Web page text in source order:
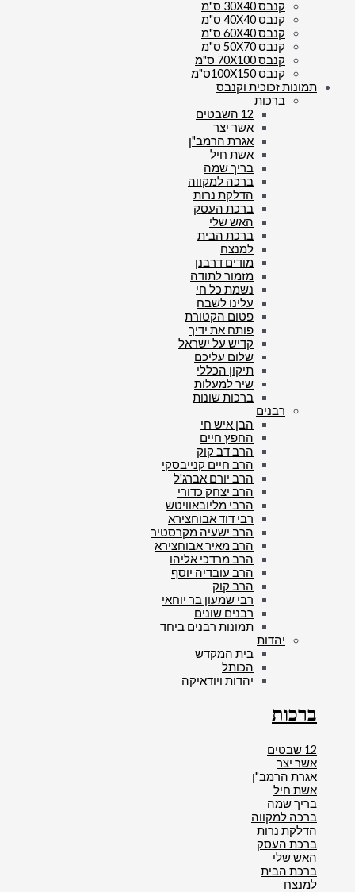
קנבס 30X40 ס"מ
קנבס 40X40 ס"מ
קנבס 60X40 ס"מ
קנבס 50X70 ס"מ
קנבס 70X100 ס"מ
קנבס 100X150ס"מ
תמונות זכוכית וקנבס
ברכות
12 השבטים
אשר יצר
אגרת הרמב"ן
אשת חיל
בריך שמה
ברכה למקווה
הדלקת נרות
ברכת העסק
האש שלי
ברכת הבית
למנצח
מודים דרבנן
מזמור לתודה
נשמת כל חי
עלינו לשבח
פטום הקטורת
פותח את ידיך
קדיש על ישראל
שלום עליכם
תיקון הכללי
שיר למעלות
ברכות שונות
רבנים
הבן איש חי
החפץ חיים
הרב דב קוק
הרב חיים קנייבסקי
הרב יורם אברג'ל
הרב יצחק כדורי
הרבי מליובאוויטש
רבי דוד אבוחצירא
הרב ישעיה מקרסטיר
הרב מאיר אבוחצירא
הרב מרדכי אליהו
הרב עובדיה יוסף
הרב קוק
רבי שמעון בר יוחאי
רבנים שונים
תמונות רבנים ביחד
יהדות
בית המקדש
הכותל
יהדות ויודאיקה
ברכות
12 שבטים
אשר יצר
אגרת הרמב"ן
אשת חיל
בריך שמה
ברכה למקווה
הדלקת נרות
ברכת העסק
האש שלי
ברכת הבית
למנצח